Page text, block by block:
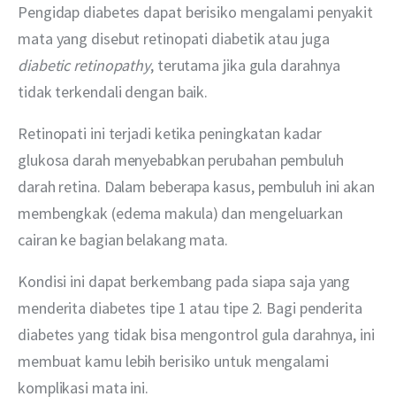
Pengidap diabetes dapat berisiko mengalami penyakit
mata yang disebut retinopati diabetik atau juga
diabetic retinopathy, terutama jika gula darahnya
tidak terkendali dengan baik.
Retinopati ini terjadi ketika peningkatan kadar
glukosa darah menyebabkan perubahan pembuluh
darah retina. Dalam beberapa kasus, pembuluh ini akan
membengkak (edema makula) dan mengeluarkan
cairan ke bagian belakang mata.
Kondisi ini dapat berkembang pada siapa saja yang
menderita diabetes tipe 1 atau tipe 2. Bagi penderita
diabetes yang tidak bisa mengontrol gula darahnya, ini
membuat kamu lebih berisiko untuk mengalami
komplikasi mata ini.